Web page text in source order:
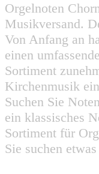
Orgelnoten
Musikversand.
Von Anfang an
einen
Sortiment
Kirchenmusik
Suchen Sie
ein klassisches
Sortiment für
Sie suchen